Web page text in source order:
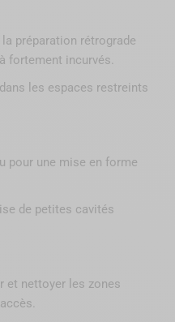
préparation rétrograde
fortement incurvés.
les espaces restreints
pour une mise en forme
de petites cavités
et nettoyer les zones